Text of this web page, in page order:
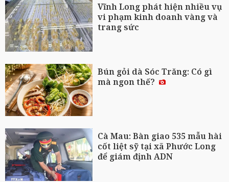
Vĩnh Long phát hiện nhiều vụ
vi phạm kinh doanh vàng và
trang sức
Bún gỏi dà Sóc Trăng: Có gì
mà ngon thế?
Cà Mau: Bàn giao 535 mẫu hài
cốt liệt sỹ tại xã Phước Long
để giám định ADN